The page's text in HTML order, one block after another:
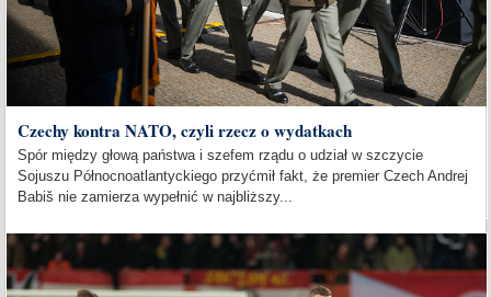
Czechy kontra NATO, czyli rzecz o wydatkach
Spór między głową państwa i szefem rządu o udział w szczycie
Sojuszu Północnoatlantyckiego przyćmił fakt, że premier Czech Andrej
Babiš nie zamierza wypełnić w najbliższy...